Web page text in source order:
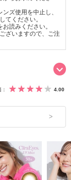
ズ使用を中止し、
てください。
読みください。
ざいますので、ご注
4.00